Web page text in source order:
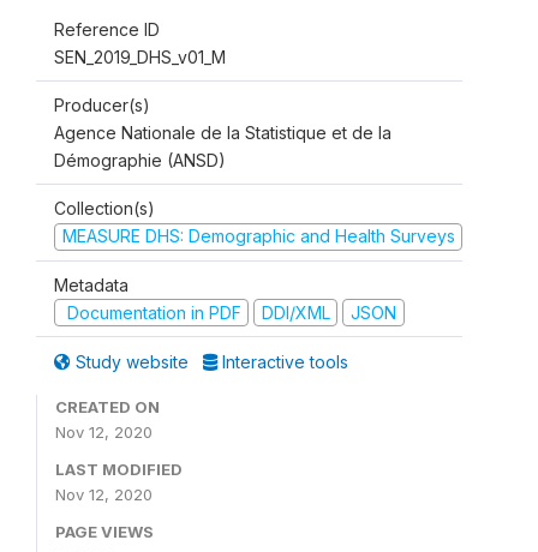
Reference ID
SEN_2019_DHS_v01_M
Producer(s)
Agence Nationale de la Statistique et de la
Démographie (ANSD)
Collection(s)
MEASURE DHS: Demographic and Health Surveys
Metadata
Documentation in PDF
DDI/XML JSON
Study website Interactive tools
CREATED ON
Nov 12, 2020
LAST MODIFIED
Nov 12, 2020
PAGE VIEWS